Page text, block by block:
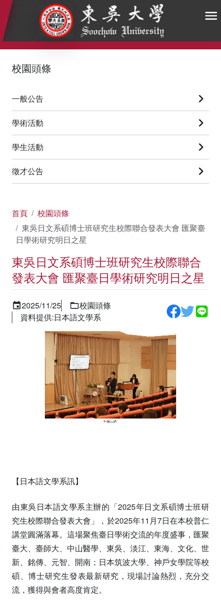
:::
校園頭條
一般公告
學術活動
學生活動
徵才公告
首頁
校園頭條
東吳日文系碩博士班研究生校際聯合發表大會 匯聚臺
日學術研究明日之星
東吳日文系碩博士班研究生校際聯合
發表大會 匯聚臺日學術研究明日之星
2025/11/25
校園頭條
資料提供:日本語文學系
【日本語文學系訊】
由東吳日本語文學系主辦的「2025年日文系碩博士班研
究生校際聯合發表大會」，於2025年11月7日在本校普仁
講堂圓滿落幕。這場聚焦臺日學術交流的年度盛事，匯聚
臺大、臺師大、中山醫學、東吳、淡江、東海、文化、世
新、銘傳、元智、開南；日本筑波大學、神戶女學院等校
碩、博士研究生發表最新研究，現場討論熱烈，充分交
流，獲得與會者高度肯定。